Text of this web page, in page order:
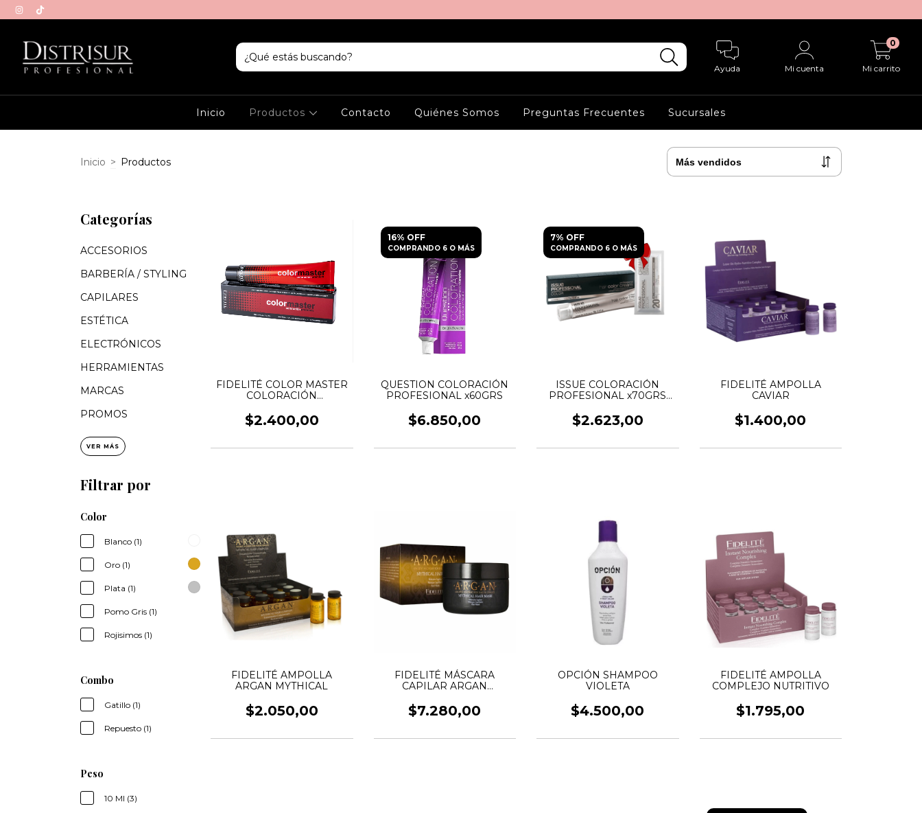
Ayuda Mi cuenta Mi carrito
0
Inicio Productos Contacto Quiénes Somos Preguntas Frecuentes Sucursales
Inicio > Productos
Categorías
ACCESORIOS
BARBERÍA / STYLING
CAPILARES
ESTÉTICA
ELECTRÓNICOS
HERRAMIENTAS
MARCAS
PROMOS
VER MÁS
Filtrar por
Color
Blanco (1)
Oro (1)
Plata (1)
Pomo Gris (1)
Rojisimos (1)
Combo
Gatillo (1)
Repuesto (1)
Peso
10 Ml (3)
FIDELITÉ COLOR MASTER
COLORACIÓN
$2.400,00
16% OFF
COMPRANDO 6 O MÁS
QUESTION COLORACIÓN
PROFESIONAL x60GRS
$6.850,00
7% OFF
COMPRANDO 6 O MÁS
ISSUE COLORACIÓN
PROFESIONAL x70GRS
20VOL.
$2.623,00
FIDELITÉ AMPOLLA
CAVIAR
$1.400,00
FIDELITÉ AMPOLLA
ARGAN MYTHICAL
$2.050,00
FIDELITÉ MÁSCARA
CAPILAR ARGAN
$7.280,00
OPCIÓN SHAMPOO
VIOLETA
$4.500,00
FIDELITÉ AMPOLLA
COMPLEJO NUTRITIVO
$1.795,00